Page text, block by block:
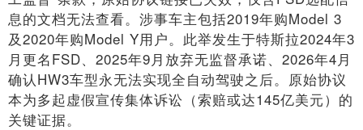
息的文档无法查看。涉事车主包括2019年购Model 3
及2020年购Model Y用户。此举发生于特斯拉2024年3
月更名FSD、2025年9月放弃无监督承诺、2026年4月
确认HW3车型永无法实现全自动驾驶之后。原始协议
本为多起虚假宣传集体诉讼（索赔或达145亿美元）的
关键证据。